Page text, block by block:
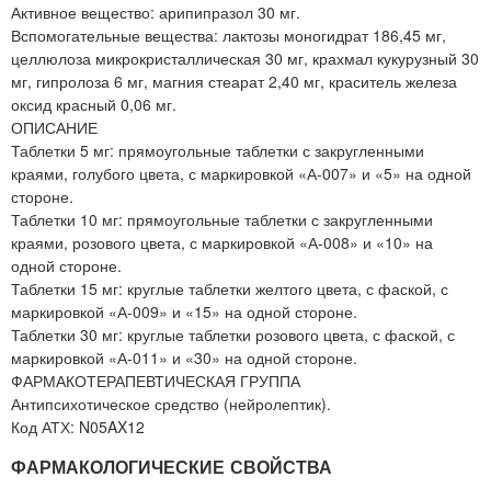
Активное вещество: арипипразол 30 мг.
Вспомогательные вещества: лактозы моногидрат 186,45 мг,
целлюлоза микрокристаллическая 30 мг, крахмал кукурузный 30
мг, гипролоза 6 мг, магния стеарат 2,40 мг, краситель железа
оксид красный 0,06 мг.
ОПИСАНИЕ
Таблетки 5 мг: прямоугольные таблетки с закругленными
краями, голубого цвета, с маркировкой «А-007» и «5» на одной
стороне.
Таблетки 10 мг: прямоугольные таблетки с закругленными
краями, розового цвета, с маркировкой «А-008» и «10» на
одной стороне.
Таблетки 15 мг: круглые таблетки желтого цвета, с фаской, с
маркировкой «А-009» и «15» на одной стороне.
Таблетки 30 мг: круглые таблетки розового цвета, с фаской, с
маркировкой «А-011» и «30» на одной стороне.
ФАРМАКОТЕРАПЕВТИЧЕСКАЯ ГРУППА
Антипсихотическое средство (нейролептик).
Код АТХ: N05AX12
ФАРМАКОЛОГИЧЕСКИЕ СВОЙСТВА